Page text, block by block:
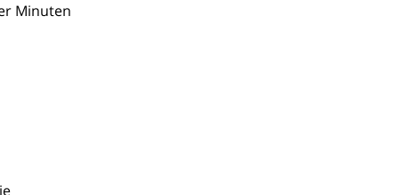
Minuten